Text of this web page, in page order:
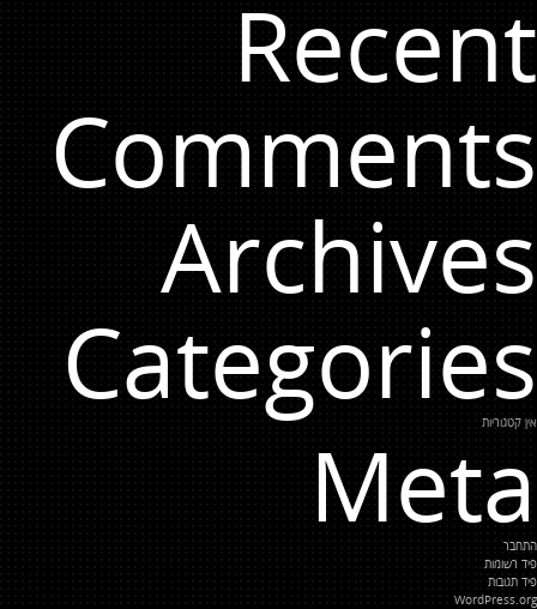
Recent
Comments
Archives
Categories
אין קטגוריות
Meta
התחבר
פיד רשומות
פיד תגובות
WordPress.org